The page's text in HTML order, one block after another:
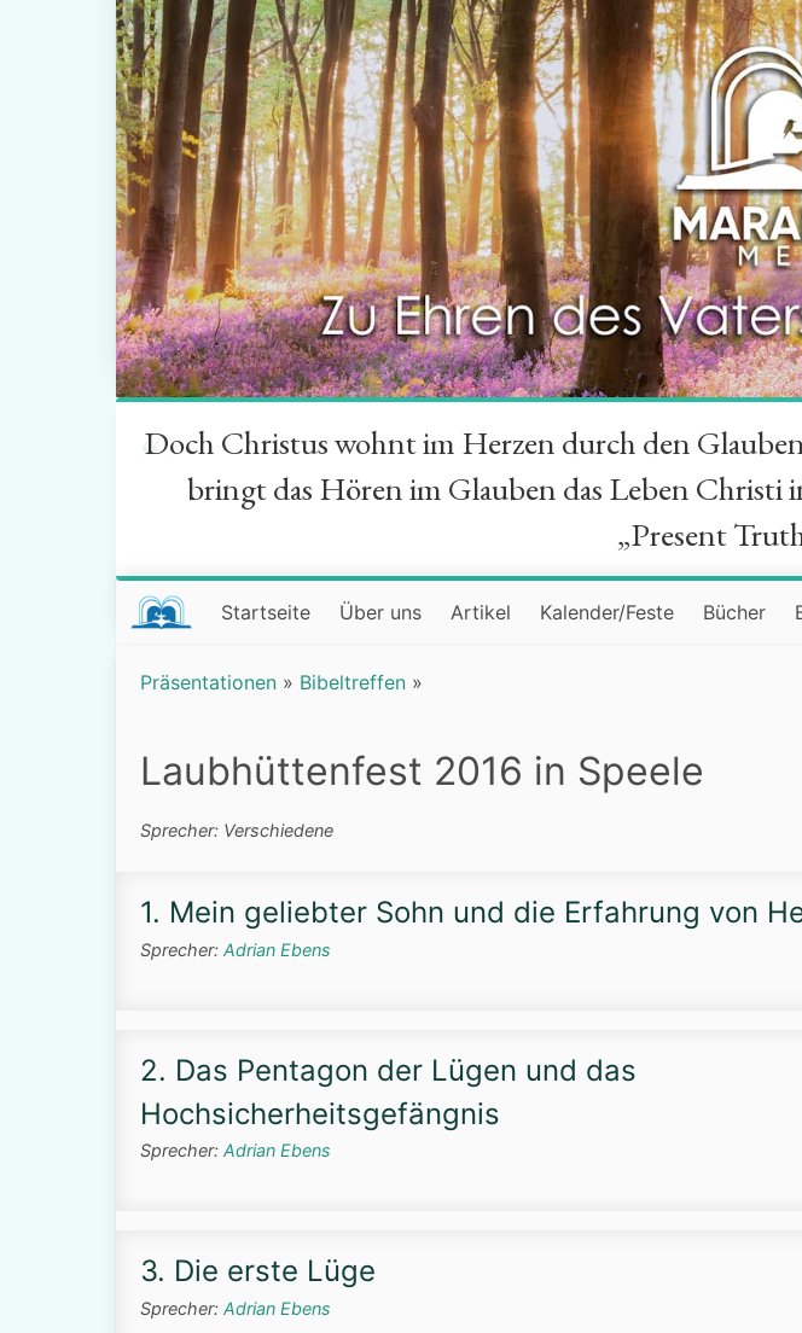
“
Doch Christus wohnt im Herzen durch den
bringt das Hören im Glauben das Leben Christi
„Present
Startseite Über uns Artikel Kalender/Feste Bücher
Präsentationen » Bibeltreffen »
Laubhüttenfest 2016 in Speele
Sprecher: Verschiedene
1. Mein geliebter Sohn und die Erfahrung von
Sprecher: Adrian Ebens
2. Das Pentagon der Lügen und das
Hochsicherheitsgefängnis
Sprecher: Adrian Ebens
3. Die erste Lüge
Sprecher: Adrian Ebens